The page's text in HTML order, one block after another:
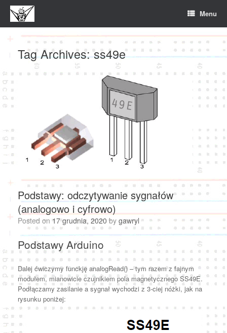
Skip
content
Menu
Tag Archives:ss49e
Podstawy: odczytywanie sygnałów
(analogowo i cyfrowo)
Posted on17 grudnia, 2020 by gawryl
Podstawy Arduino
Dalej ćwiczymy funckję analogRead() – tym razem z fajnym
modułem, mianowicie czujnikiem pola magnetycznego SS49E.
Podłączamy zasilanie a sygnał wychodzi z 3-ciej nóżki, jak na
rysunku poniżej: